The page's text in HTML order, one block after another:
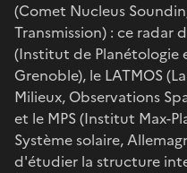
(Comet Nucleus
Transmission) : ce radar
(Institut de Planétologie
Grenoble), le LATMOS
Milieux, Observations
et le MPS (Institut Max-
Système solaire,
d'étudier la structure